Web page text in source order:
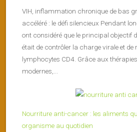
VIH, inflammation chronique de bas
accéléré : le défi silencieux Pendant
ont considéré que le principal objectif
était de contrôler la charge virale et de
lymphocytes CD4. Grâce aux
modernes,...
Nourriture anti-cancer : les aliments
organisme au quotidien